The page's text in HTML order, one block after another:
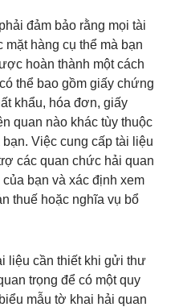
đảm bảo rằng mọi tài
mặt hàng cụ thể mà bạn
hoàn thành một cách
thể bao gồm giấy chứng
khẩu, hóa đơn, giấy
quan nào khác tùy thuộc
Việc cung cấp tài liệu
các quan chức hải quan
bạn và xác định xem
thuế hoặc nghĩa vụ bổ
liệu cần thiết khi gửi thư
trọng để có một quy
mẫu tờ khai hải quan